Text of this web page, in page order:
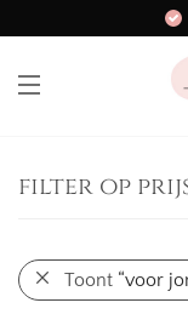
filter op
Alle
0,--25,-
Toont “voor